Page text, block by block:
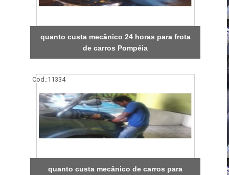
quanto custa mecânico 24 horas para frota
de carros Pompéia
Cod.:11334
quanto custa mecânico de carros para